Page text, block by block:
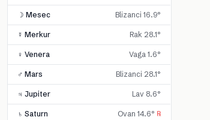
☽ Mesec Blizanci 16.9°
☿ Merkur Rak 28.1°
♀ Venera Vaga 1.6°
♂ Mars Blizanci 28.1°
♃ Jupiter Lav 8.6°
♄ Saturn Ovan 14.6° ℞